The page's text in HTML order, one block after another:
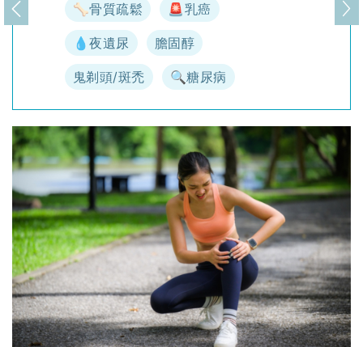
🦴骨質疏鬆 🚨乳癌
💧夜遺尿 膽固醇
鬼剃頭/斑禿 🔍糖尿病
上一頁 下